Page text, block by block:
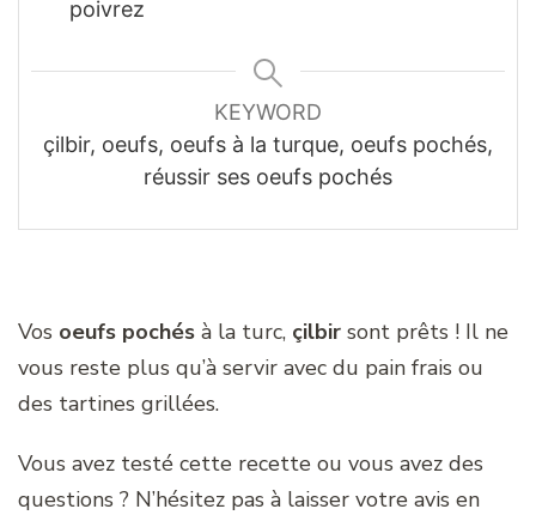
poivrez
KEYWORD
çilbir, oeufs, oeufs à la turque, oeufs pochés,
réussir ses oeufs pochés
Vos oeufs pochés à la turc, çilbir sont prêts ! Il ne
vous reste plus qu’à servir avec du pain frais ou
des tartines grillées.
Vous avez testé cette recette ou vous avez des
questions ? N’hésitez pas à laisser votre avis en